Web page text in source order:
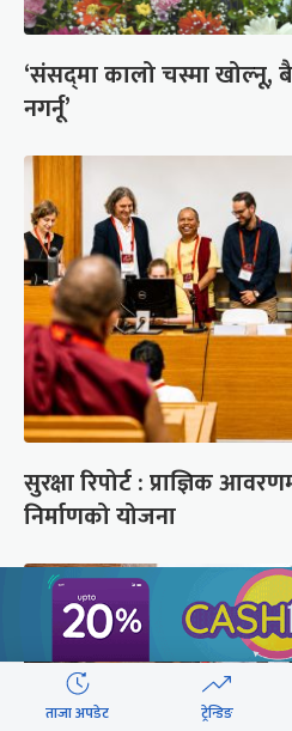
‘संसद्‍मा कालो चस्मा खोल्नू,
नगर्नू’
सुरक्षा रिपोर्ट : प्राज्ञिक
निर्माणको योजना
ताजा अपडेट ट्रेन्डिङ